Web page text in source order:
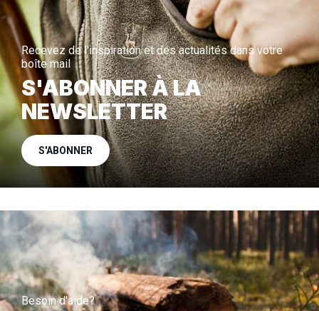
Recevez de l'inspiration et des actualités dans votre
boîte mail
S'ABONNER À LA
NEWSLETTER
S'ABONNER
Besoin d'aide?